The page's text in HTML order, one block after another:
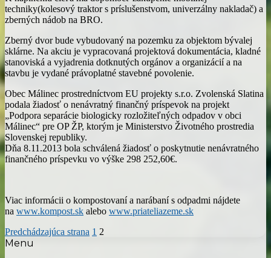
techniky(kolesový traktor s príslušenstvom, univerzálny nakladač) a
zberných nádob na BRO.
Zberný dvor bude vybudovaný na pozemku za objektom bývalej
sklárne. Na akciu je vypracovaná projektová dokumentácia, kladné
stanoviská a vyjadrenia dotknutých orgánov a organizácií a na
stavbu je vydané právoplatné stavebné povolenie.
Obec Málinec prostredníctvom EU projekty s.r.o. Zvolenská Slatina
podala žiadosť o nenávratný finančný príspevok na projekt
„Podpora separácie biologicky rozložiteľných odpadov v obci
Málinec“ pre OP ŽP, ktorým je Ministerstvo Životného prostredia
Slovenskej republiky.
Dňa 8.11.2013 bola schválená žiadosť o poskytnutie nenávratného
finančného príspevku vo výške 298 252,60€.
Viac informácii o kompostovaní a narábaní s odpadmi nájdete
na www.kompost.sk alebo www.priateliazeme.sk
Predchádzajúca strana 1 2
Menu